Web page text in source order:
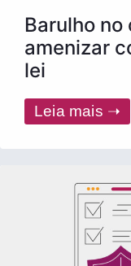
Barulho
amenizar
lei
Leia mais ➝